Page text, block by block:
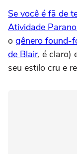
Se você é fã de
Atividade
o gênero found-
de Blair, é claro)
seu estilo cru e